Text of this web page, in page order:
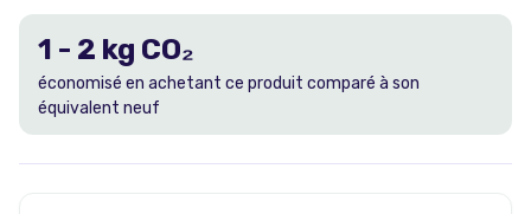
1 - 2 kg CO₂
économisé en achetant ce produit comparé à son
équivalent neuf